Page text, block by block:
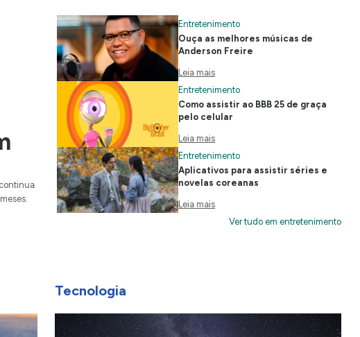
Entretenimento
Ouça as melhores músicas de
Anderson Freire
Leia mais
Entretenimento
Como assistir ao BBB 25 de graça
pelo celular
Leia mais
Entretenimento
Aplicativos para assistir séries e
novelas coreanas
Leia mais
Ver tudo em entretenimento
Tecnologia